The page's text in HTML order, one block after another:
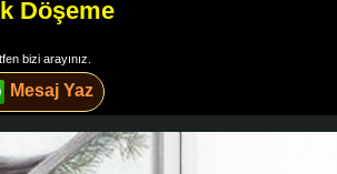
Döşeme
bizi arayınız.
Mesaj Yaz